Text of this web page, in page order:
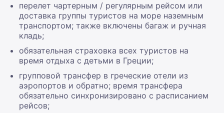
перелет чартерным / регулярным рейсом или
доставка группы туристов на море наземным
транспортом; также включены багаж и ручная
кладь;
обязательная страховка всех туристов на
время отдыха с детьми в Греции;
групповой трансфер в греческие отели из
аэропортов и обратно; время трансфера
обязательно синхронизировано с расписанием
рейсов;